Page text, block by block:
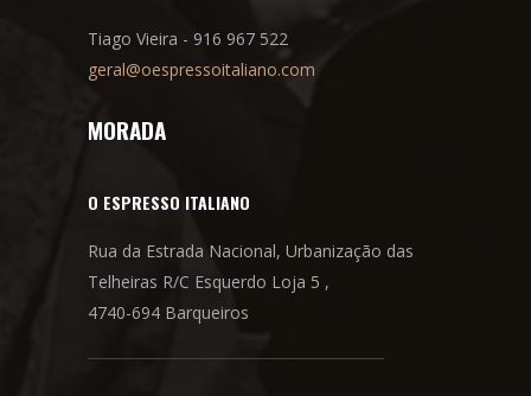
Tiago Vieira - 916 967 522
geral@oespressoitaliano.com
MORADA
O ESPRESSO ITALIANO
Rua da Estrada Nacional, Urbanização das
Telheiras R/C Esquerdo Loja 5 ,
4740-694 Barqueiros